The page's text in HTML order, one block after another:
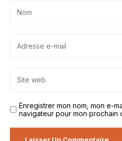
Enregistrer mon nom, mon e-
navigateur pour mon prochain